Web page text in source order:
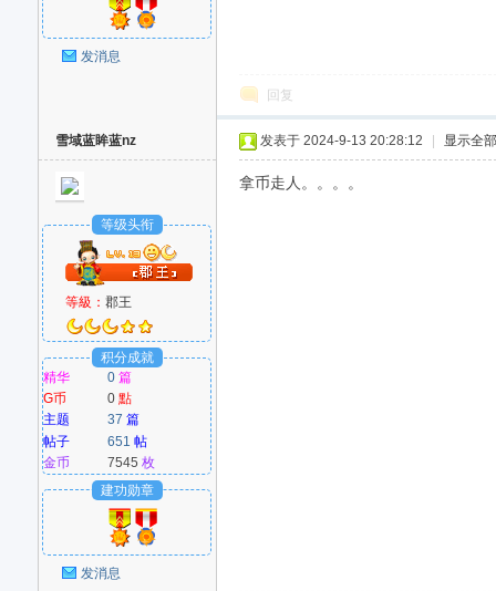
发消息
回复
雪域蓝眸蓝nz
等级头衔
等級：郡王
积分成就
精华
0 篇
G币
0點
主题
37 篇
帖子
651 帖
金币
7545枚
建功勋章
发消息
发表于 2024-9-13 20:28:12 显示全
拿币走人。。。。